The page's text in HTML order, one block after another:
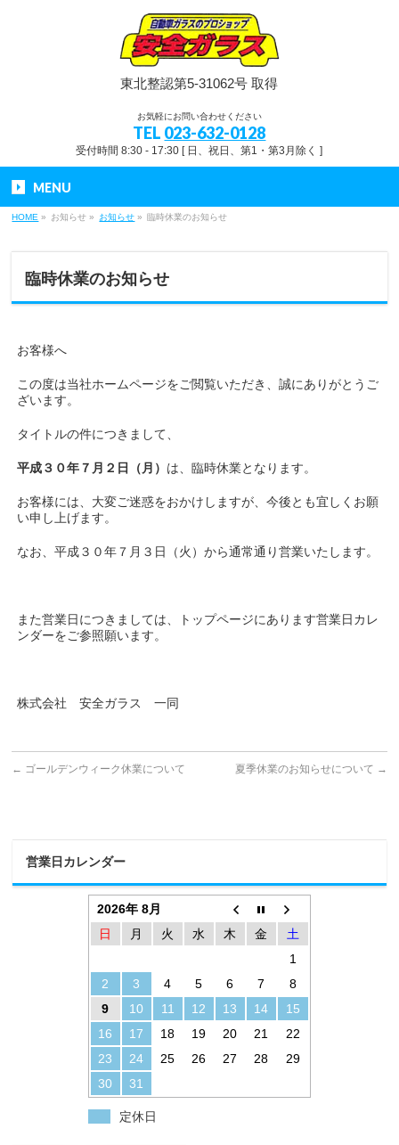
東北整認第5-31062号 取得
お気軽にお問い合わせください
TEL 023-632-0128
受付時間 8:30 - 17:30 [ 日、祝日、第1・第3月除く ]
MENU
HOME » お知らせ » お知らせ » 臨時休業のお知らせ
臨時休業のお知らせ
お客様へ
この度は当社ホームページをご閲覧いただき、誠にありがとうご
ざいます。
タイトルの件につきまして、
平成３０年７月２日（月） は、臨時休業となります。
お客様には、大変ご迷惑をおかけしますが、今後とも宜しくお願
い申し上げます。
なお、平成３０年７月３日（火）から通常通り営業いたします。
また営業日につきましては、トップページにあります営業日カレ
ンダーをご参照願います。
株式会社 安全ガラス 一同
← ゴールデンウィーク休業について 夏季休業のお知らせについて →
営業日カレンダー
2026年 8月
日
月 火 水 木 金
土
1
2
3 4 5 6 7
8
9
10 11 12 13 14
15
16
17 18 19 20 21
22
23
24 25 26 27 28
29
30
31
定休日